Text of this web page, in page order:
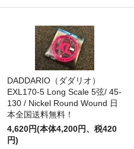
DADDARIO（ダダリオ）
EXL170-5 Long Scale 5弦/ 45-
130 / Nickel Round Wound 日
本全国送料無料！
4,620円(本体4,200円、税420
円)